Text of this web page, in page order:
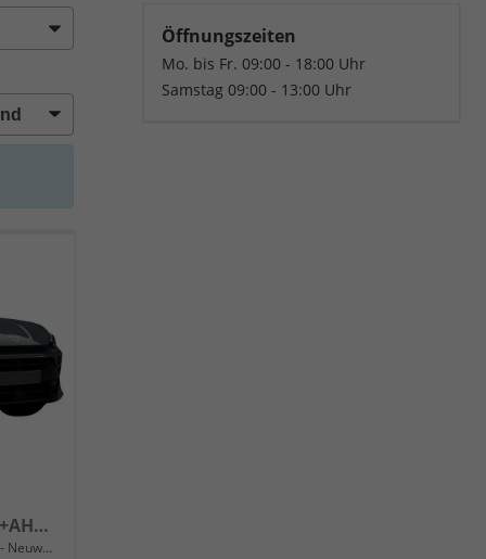
1.5 eTSI DSG Matrix+Kessy+AHK+eHeck+Dinamica+CarPlay+eHeck+GV5
Neuwagen
Öffnungszeiten
Mo. bis Fr. 09:00 - 18:00 Uhr
Samstag 09:00 - 13:00 Uhr